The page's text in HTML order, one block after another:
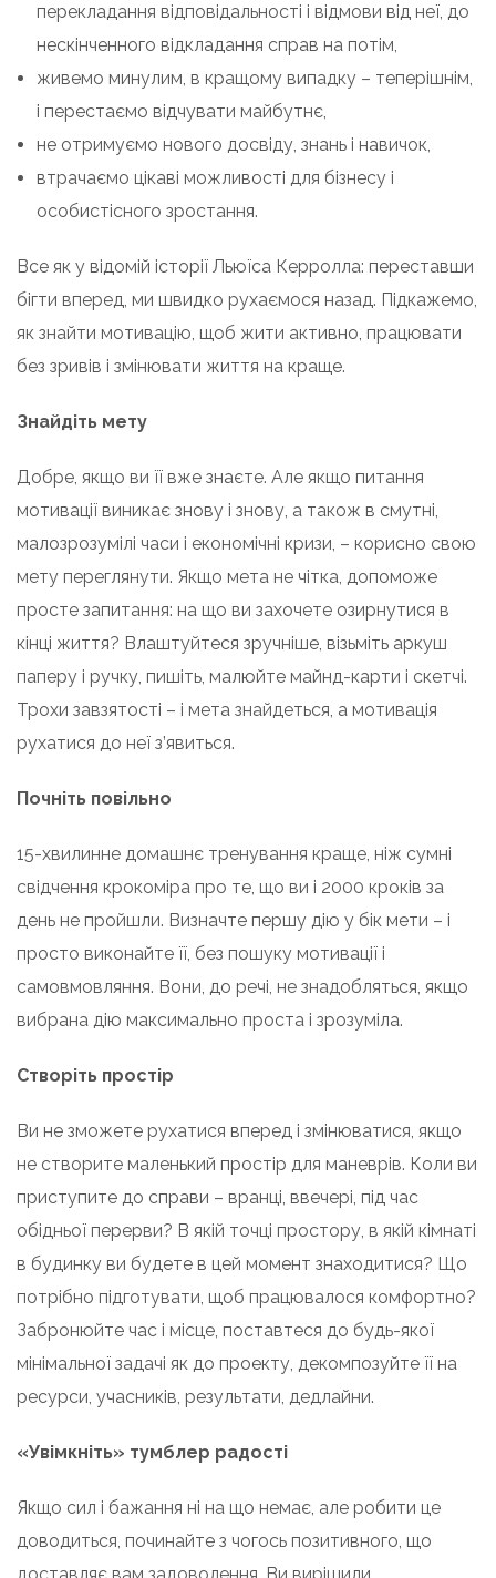
перекладання відповідальності і відмови від неї, до
нескінченного відкладання справ на потім,
живемо минулим, в кращому випадку – теперішнім,
і перестаємо відчувати майбутнє,
не отримуємо нового досвіду, знань і навичок,
втрачаємо цікаві можливості для бізнесу і
особистісного зростання.
Все як у відомій історії Льюїса Керролла: переставши
бігти вперед, ми швидко рухаємося назад. Підкажемо,
як знайти мотивацію, щоб жити активно, працювати
без зривів і змінювати життя на краще.
Знайдіть мету
Добре, якщо ви її вже знаєте. Але якщо питання
мотивації виникає знову і знову, а також в смутні,
малозрозумілі часи і економічні кризи, – корисно свою
мету переглянути. Якщо мета не чітка, допоможе
просте запитання: на що ви захочете озирнутися в
кінці життя? Влаштуйтеся зручніше, візьміть аркуш
паперу і ручку, пишіть, малюйте майнд-карти і скетчі.
Трохи завзятості – і мета знайдеться, а мотивація
рухатися до неї з’явиться.
Почніть повільно
15-хвилинне домашнє тренування краще, ніж сумні
свідчення крокоміра про те, що ви і 2000 кроків за
день не пройшли. Визначте першу дію у бік мети – і
просто виконайте її, без пошуку мотивації і
самовмовляння. Вони, до речі, не знадобляться, якщо
вибрана дію максимально проста і зрозуміла.
Створіть простір
Ви не зможете рухатися вперед і змінюватися, якщо
не створите маленький простір для маневрів. Коли ви
приступите до справи – вранці, ввечері, під час
обідньої перерви? В якій точці простору, в якій кімнаті
в будинку ви будете в цей момент знаходитися? Що
потрібно підготувати, щоб працювалося комфортно?
Забронюйте час і місце, поставтеся до будь-якої
мінімальної задачі як до проекту, декомпозуйте її на
ресурси, учасників, результати, дедлайни.
«Увімкніть» тумблер радості
Якщо сил і бажання ні на що немає, але робити це
доводиться, починайте з чогось позитивного, що